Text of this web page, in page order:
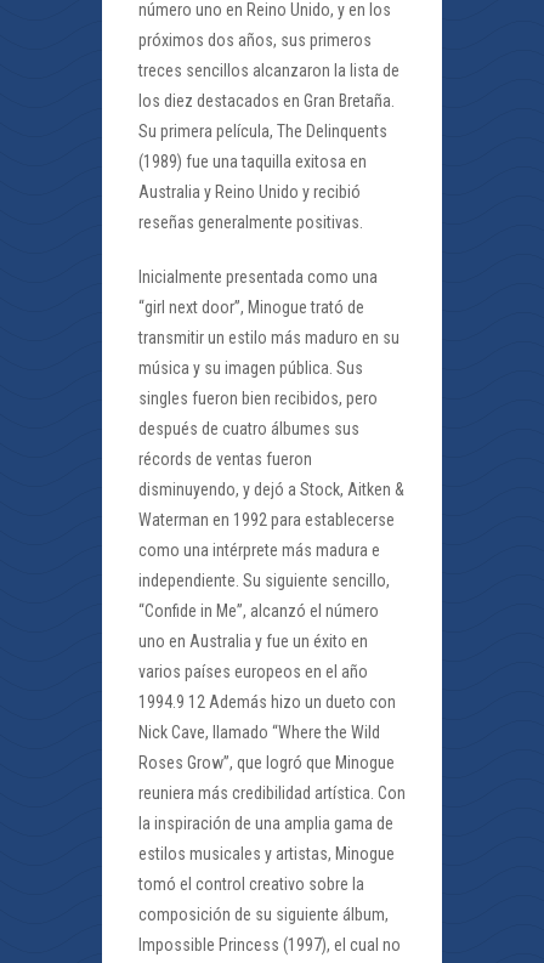
número uno en Reino Unido, y en los
próximos dos años, sus primeros
treces sencillos alcanzaron la lista de
los diez destacados en Gran Bretaña.
Su primera película, The Delinquents
(1989) fue una taquilla exitosa en
Australia y Reino Unido y recibió
reseñas generalmente positivas.
Inicialmente presentada como una
“girl next door”, Minogue trató de
transmitir un estilo más maduro en su
música y su imagen pública. Sus
singles fueron bien recibidos, pero
después de cuatro álbumes sus
récords de ventas fueron
disminuyendo, y dejó a Stock, Aitken &
Waterman en 1992 para establecerse
como una intérprete más madura e
independiente. Su siguiente sencillo,
“Confide in Me”, alcanzó el número
uno en Australia y fue un éxito en
varios países europeos en el año
1994.9 12 Además hizo un dueto con
Nick Cave, llamado “Where the Wild
Roses Grow”, que logró que Minogue
reuniera más credibilidad artística. Con
la inspiración de una amplia gama de
estilos musicales y artistas, Minogue
tomó el control creativo sobre la
composición de su siguiente álbum,
Impossible Princess (1997), el cual no